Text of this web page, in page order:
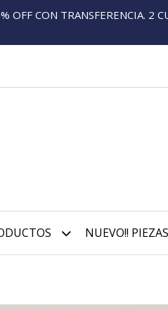
OFF CON TRANSFERENCIA.
NUEVO!!